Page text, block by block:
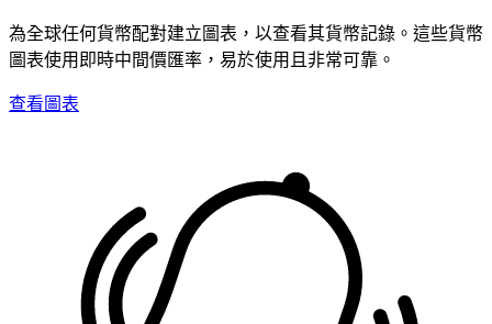
為全球任何貨幣配對建立圖表，以查看其貨幣記錄。這些貨幣
圖表使用即時中間價匯率，易於使用且非常可靠。
查看圖表